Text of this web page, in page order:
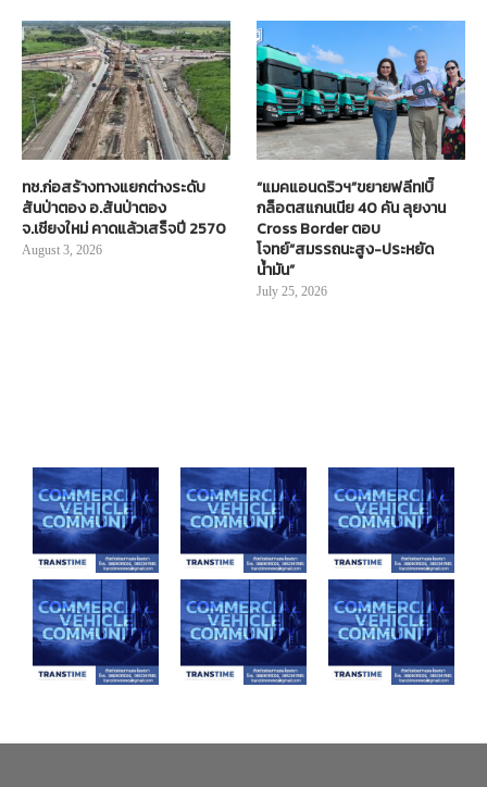
ทช.ก่อสร้างทางแยกต่างระดับ
สันป่าตอง อ.สันป่าตอง
จ.เชียงใหม่ คาดแล้วเสร็จปี 2570
August 3, 2026
“แมคแอนดริวฯ”ขยายฟลีท!บิ๊
กล็อตสแกนเนีย 40 คัน ลุยงาน
Cross Border ตอบ
โจทย์“สมรรถนะสูง-ประหยัด
น้ำมัน”
July 25, 2026